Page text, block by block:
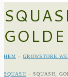
HEM » GROWSTORE
SQUASH » SQUASH,